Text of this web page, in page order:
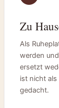
Zu
Als
werden
ersetzt
ist nicht
gedacht.